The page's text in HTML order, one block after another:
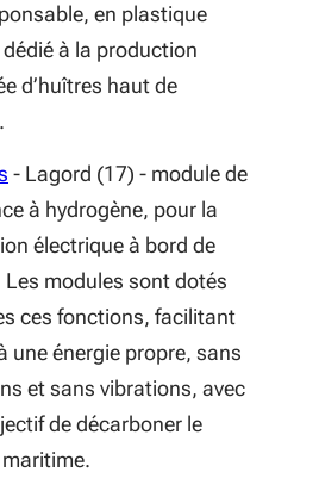
en plastique
dédié à la production
d’huîtres haut de
(S'ouvre dans une nouvelle
- Lagord (17) - module de
à hydrogène, pour la
électrique à bord de
Les modules sont dotés
ces fonctions, facilitant
une énergie propre, sans
et sans vibrations, avec
de décarboner le